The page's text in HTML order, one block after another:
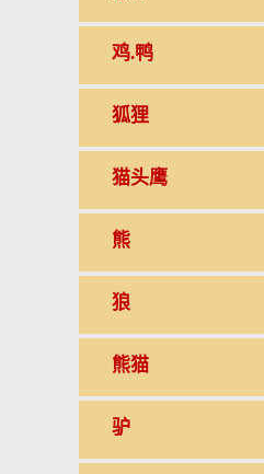
鸡.鸭
狐狸
猫头鹰
熊
狼
熊猫
驴